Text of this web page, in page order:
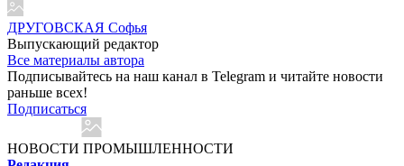
ДРУГОВСКАЯ Софья
Выпускающий редактор
Все материалы автора
Подписывайтесь на наш канал в Telegram и читайте новости
раньше всех!
Подписаться
НОВОСТИ ПРОМЫШЛЕННОСТИ